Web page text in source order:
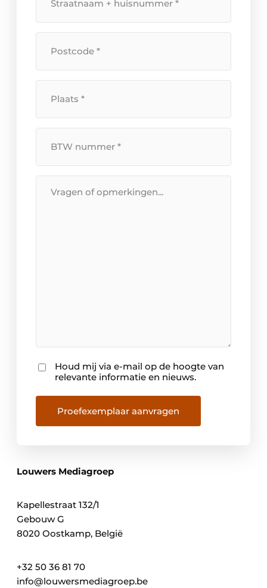
huisnummer*
Nummer*
Nieuwsbrief
Houd mij via e-mail op de hoogte van
relevante informatie en nieuws.
Proefexemplaar aanvragen
Louwers Mediagroep
Kapellestraat 132/1
Gebouw G
8020 Oostkamp, België
+32 50 36 81 70
info@louwersmediagroep.be